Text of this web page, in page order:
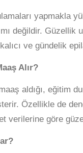
yapmakla
değildir.
ve gündelik
Alır?
aldığı, eğitim
Özellikle de
verilerine göre